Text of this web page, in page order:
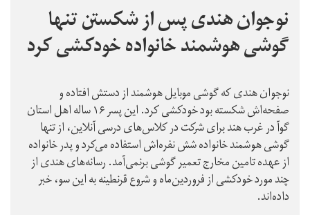
نوجوان هندی پس از شکستن تنها
گوشی هوشمند خانواده خودکشی کرد
نوجوان هندی که گوشی موبایل هوشمند از دستش افتاده و
صفحه‌اش شکسته بود خودکشی کرد. این پسر ۱۶ ساله اهل استان
گوآ در غرب هند برای شرکت در کلاس‌های درسی آنلاین، از تنها
گوشی هوشمند خانواده شش نفره‌اش استفاده می‌کرد و پدر خانواده
از عهده تامین مخارج تعمیر گوشی برنمی‌آمد. رسانه‌های هندی از
چند مورد خودکشی از فروردین‌ماه و شروع قرنطینه به این سو، خبر
داده‌اند.